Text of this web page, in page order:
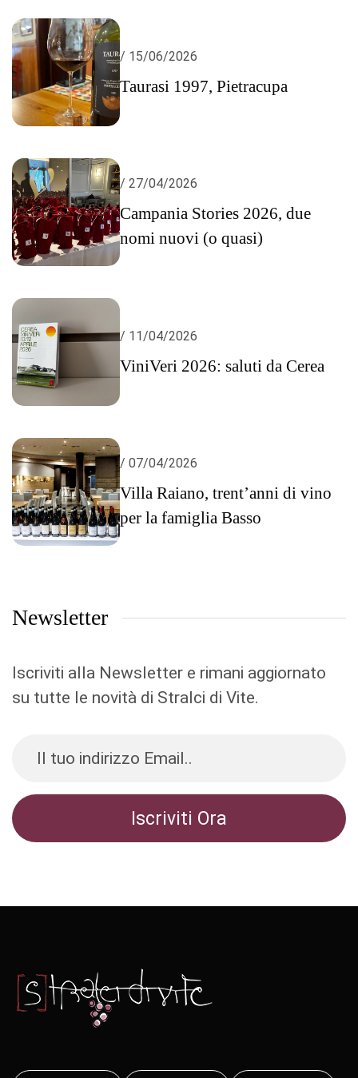
/ 15/06/2026
Taurasi 1997, Pietracupa
/ 27/04/2026
Campania Stories 2026, due
nomi nuovi (o quasi)
/ 11/04/2026
ViniVeri 2026: saluti da Cerea
/ 07/04/2026
Villa Raiano, trent’anni di vino
per la famiglia Basso
Newsletter
Iscriviti alla Newsletter e rimani aggiornato
su tutte le novità di Stralci di Vite.